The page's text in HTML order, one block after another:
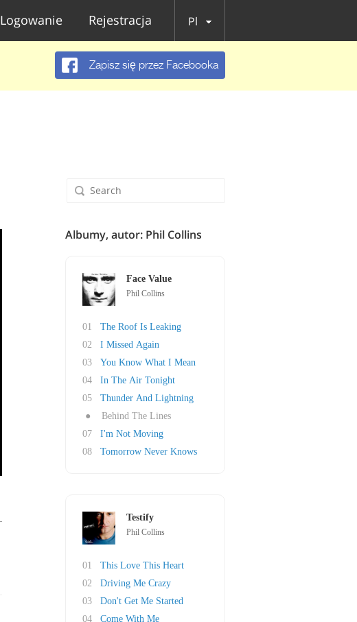
Logowanie Rejestracja Pl
Zapisz się przez Facebooka
Albumy, autor: Phil Collins
Face Value
Phil Collins
01
The Roof Is Leaking
02
I Missed Again
03
You Know What I Mean
04
In The Air Tonight
05
Thunder And Lightning
●
Behind The Lines
07
I'm Not Moving
08
Tomorrow Never Knows
Testify
Phil Collins
01
This Love This Heart
02
Driving Me Crazy
03
Don't Get Me Started
04
Come With Me